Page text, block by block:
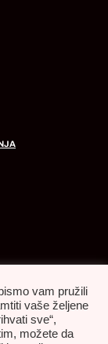
vam pružili
vaše željene
sve“,
možete da